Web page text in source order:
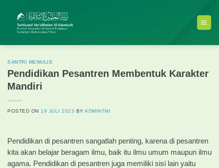
content
SANTRI MENULIS
Pendidikan Pesantren Membentuk Karakter
Mandiri
POSTED ON 19 JULI 2023 BYADMINTMI
Pendidikan di pesantren sangatlah penting, karena di pesantren
kita akan belajar beragam ilmu, baik itu ilmu umum maupun ilmu
agama. Pendidikan di pesantren juga memiliki sisi lain yaitu